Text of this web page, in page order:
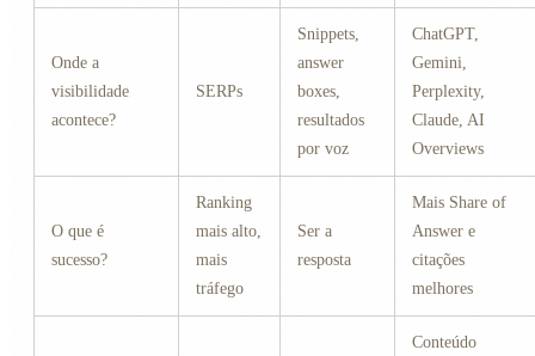
Onde a
visibilidade
acontece?
SERPs
Snippets,
answer
boxes,
resultados
por voz
ChatGPT,
Gemini,
Perplexity,
Claude, AI
Overviews
O que é
sucesso?
Ranking
mais alto,
mais
tráfego
Ser a
resposta
Mais Share of
Answer e
citações
melhores
Conteúdo